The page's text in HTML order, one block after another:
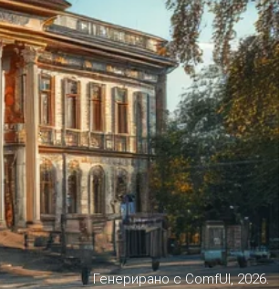
Генерирано с ComfUI, 2026.